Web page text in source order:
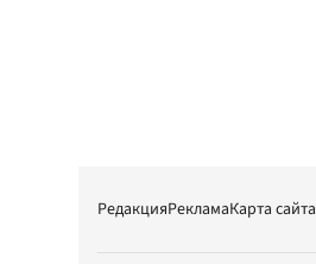
РедакцияРекламаКарта сайта